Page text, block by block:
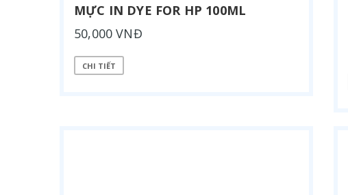
MỰC IN DYE FOR HP 100ML
50,000 VNĐ
CHI TIẾT